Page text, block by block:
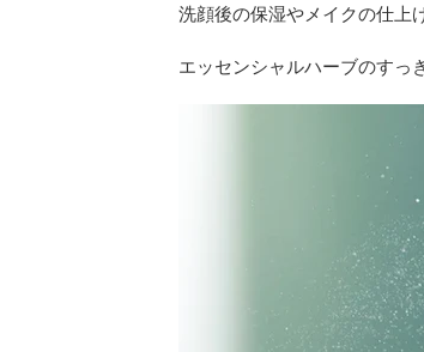
洗顔後の保湿やメイクの仕上
エッセンシャルハーブのすっ